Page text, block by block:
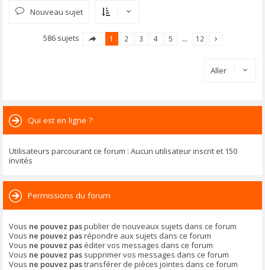
Nouveau sujet
586 sujets 1 2 3 4 5 … 12
Aller
Qui est en ligne ?
Utilisateurs parcourant ce forum : Aucun utilisateur inscrit et 150
invités
Permissions du forum
Vous ne pouvez paspublier de nouveaux sujets dans ce forum
Vous ne pouvez pasrépondre aux sujets dans ce forum
Vous ne pouvez pas éditer vos messages dans ce forum
Vous ne pouvez pas supprimer vos messages dans ce forum
Vous ne pouvez pastransférer de pièces jointes dans ce forum